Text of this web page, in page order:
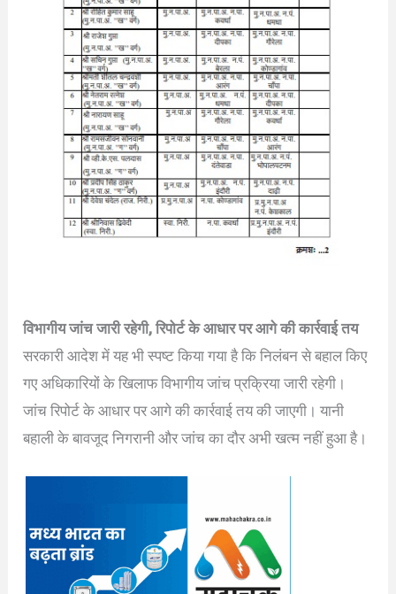
विभागीय जांच जारी रहेगी, रिपोर्ट के आधार पर आगे की कार्रवाई तय
सरकारी आदेश में यह भी स्पष्ट किया गया है कि निलंबन से बहाल किए
गए अधिकारियों के खिलाफ विभागीय जांच प्रक्रिया जारी रहेगी।
जांच रिपोर्ट के आधार पर आगे की कार्रवाई तय की जाएगी। यानी
बहाली के बावजूद निगरानी और जांच का दौर अभी खत्म नहीं हुआ है।